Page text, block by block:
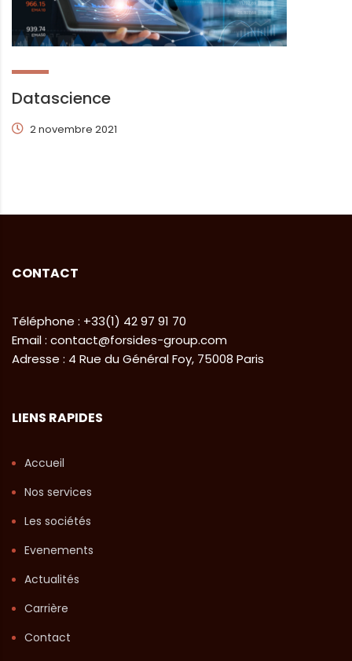
Datascience
2 novembre 2021
CONTACT
Téléphone : +33(1) 42 97 91 70
Email : contact@forsides-group.com
Adresse : 4 Rue du Général Foy, 75008 Paris
LIENS RAPIDES
Accueil
Nos services
Les sociétés
Evenements
Actualités
Carrière
Contact